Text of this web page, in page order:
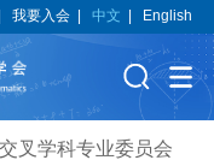
|我要入会 |中文 English
叉学科专业委员会